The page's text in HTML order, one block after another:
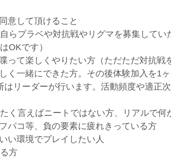
意して頂けること
らプラベや対抗戦やリグマを募集して
OKです）
て楽しくやりたい方（ただただ対抗戦
く一緒にできた方。その後体験加入を1
リーダーが行います。活動頻度や適正
く言えばニートではない方、リアルで何
パコ等、負の要素に疲れきっている方
い環境でプレイしたい人
方